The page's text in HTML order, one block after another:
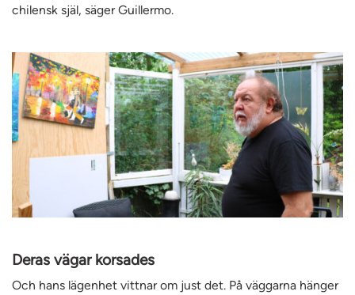
chilensk själ, säger Guillermo.
Deras vägar korsades
Och hans lägenhet vittnar om just det. På väggarna hänger